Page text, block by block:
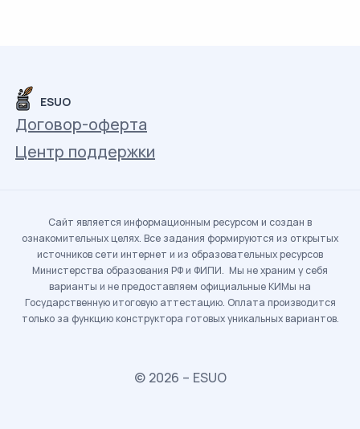
ESUO
Договор-оферта
Центр поддержки
Сайт является информационным ресурсом и создан в
ознакомительных целях. Все задания формируются из открытых
источников сети интернет и из образовательных ресурсов
Министерства образования РФ и ФИПИ. Мы не храним у себя
варианты и не предоставляем официальные КИМы на
Государственную итоговую аттестацию. Оплата производится
только за функцию конструктора готовых уникальных вариантов.
© 2026 – ESUO